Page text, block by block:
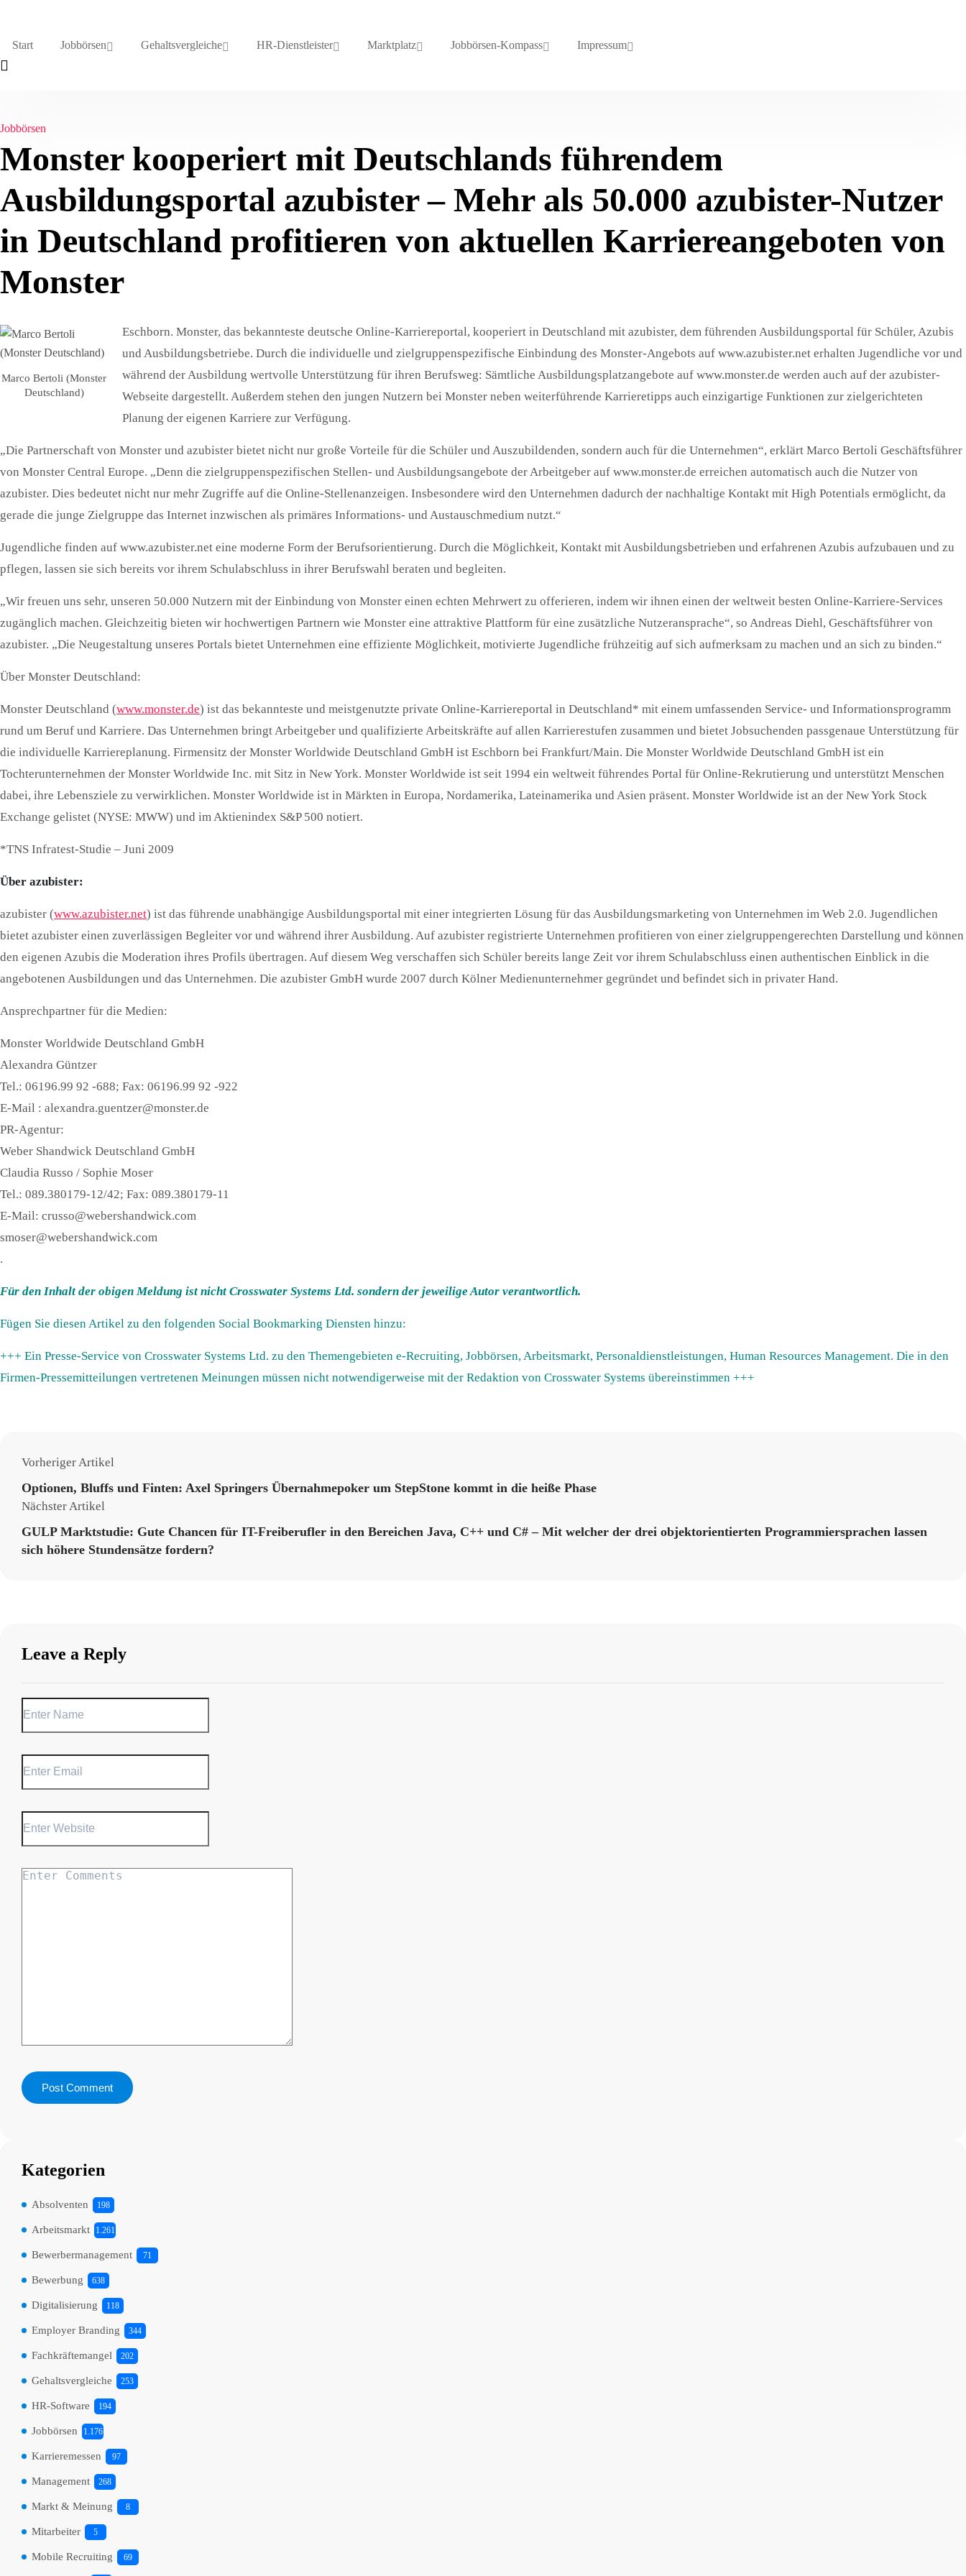
Start Jobbörsen Gehaltsvergleiche HR-Dienstleister Marktplatz Jobbörsen-Kompass Impressum
Jobbörsen
Monster kooperiert mit Deutschlands führendem
Ausbildungsportal azubister – Mehr als 50.000 azubister-Nutzer
in Deutschland profitieren von aktuellen Karriereangeboten von
Monster
Marco Bertoli (Monster
Deutschland)
Eschborn. Monster, das bekannteste deutsche Online-Karriereportal, kooperiert in Deutschland mit azubister, dem führenden Ausbildungsportal für Schüler, Azubis
und Ausbildungsbetriebe. Durch die individuelle und zielgruppenspezifische Einbindung des Monster-Angebots auf www.azubister.net erhalten Jugendliche vor und
während der Ausbildung wertvolle Unterstützung für ihren Berufsweg: Sämtliche Ausbildungsplatzangebote auf www.monster.de werden auch auf der azubister-
Webseite dargestellt. Außerdem stehen den jungen Nutzern bei Monster neben weiterführende Karrieretipps auch einzigartige Funktionen zur zielgerichteten
Planung der eigenen Karriere zur Verfügung.
„Die Partnerschaft von Monster und azubister bietet nicht nur große Vorteile für die Schüler und Auszubildenden, sondern auch für die Unternehmen“, erklärt Marco Bertoli Geschäftsführer
von Monster Central Europe. „Denn die zielgruppenspezifischen Stellen- und Ausbildungsangebote der Arbeitgeber auf www.monster.de erreichen automatisch auch die Nutzer von
azubister. Dies bedeutet nicht nur mehr Zugriffe auf die Online-Stellenanzeigen. Insbesondere wird den Unternehmen dadurch der nachhaltige Kontakt mit High Potentials ermöglicht, da
gerade die junge Zielgruppe das Internet inzwischen als primäres Informations- und Austauschmedium nutzt.“
Jugendliche finden auf www.azubister.net eine moderne Form der Berufsorientierung. Durch die Möglichkeit, Kontakt mit Ausbildungsbetrieben und erfahrenen Azubis aufzubauen und zu
pflegen, lassen sie sich bereits vor ihrem Schulabschluss in ihrer Berufswahl beraten und begleiten.
„Wir freuen uns sehr, unseren 50.000 Nutzern mit der Einbindung von Monster einen echten Mehrwert zu offerieren, indem wir ihnen einen der weltweit besten Online-Karriere-Services
zugänglich machen. Gleichzeitig bieten wir hochwertigen Partnern wie Monster eine attraktive Plattform für eine zusätzliche Nutzeransprache“, so Andreas Diehl, Geschäftsführer von
azubister. „Die Neugestaltung unseres Portals bietet Unternehmen eine effiziente Möglichkeit, motivierte Jugendliche frühzeitig auf sich aufmerksam zu machen und an sich zu binden.“
Über Monster Deutschland:
Monster Deutschland (www.monster.de) ist das bekannteste und meistgenutzte private Online-Karriereportal in Deutschland* mit einem umfassenden Service- und Informationsprogramm
rund um Beruf und Karriere. Das Unternehmen bringt Arbeitgeber und qualifizierte Arbeitskräfte auf allen Karrierestufen zusammen und bietet Jobsuchenden passgenaue Unterstützung für
die individuelle Karriereplanung. Firmensitz der Monster Worldwide Deutschland GmbH ist Eschborn bei Frankfurt/Main. Die Monster Worldwide Deutschland GmbH ist ein
Tochterunternehmen der Monster Worldwide Inc. mit Sitz in New York. Monster Worldwide ist seit 1994 ein weltweit führendes Portal für Online-Rekrutierung und unterstützt Menschen
dabei, ihre Lebensziele zu verwirklichen. Monster Worldwide ist in Märkten in Europa, Nordamerika, Lateinamerika und Asien präsent. Monster Worldwide ist an der New York Stock
Exchange gelistet (NYSE: MWW) und im Aktienindex S&P 500 notiert.
*TNS Infratest-Studie – Juni 2009
Über azubister:
azubister (www.azubister.net) ist das führende unabhängige Ausbildungsportal mit einer integrierten Lösung für das Ausbildungsmarketing von Unternehmen im Web 2.0. Jugendlichen
bietet azubister einen zuverlässigen Begleiter vor und während ihrer Ausbildung. Auf azubister registrierte Unternehmen profitieren von einer zielgruppengerechten Darstellung und können
den eigenen Azubis die Moderation ihres Profils übertragen. Auf diesem Weg verschaffen sich Schüler bereits lange Zeit vor ihrem Schulabschluss einen authentischen Einblick in die
angebotenen Ausbildungen und das Unternehmen. Die azubister GmbH wurde 2007 durch Kölner Medienunternehmer gegründet und befindet sich in privater Hand.
Ansprechpartner für die Medien:
Monster Worldwide Deutschland GmbH
Alexandra Güntzer
Tel.: 06196.99 92 -688; Fax: 06196.99 92 -922
E-Mail : alexandra.guentzer@monster.de
PR-Agentur:
Weber Shandwick Deutschland GmbH
Claudia Russo / Sophie Moser
Tel.: 089.380179-12/42; Fax: 089.380179-11
E-Mail: crusso@webershandwick.com
smoser@webershandwick.com
.
Für den Inhalt der obigen Meldung ist nicht Crosswater Systems Ltd. sondern der jeweilige Autor verantwortlich.
Fügen Sie diesen Artikel zu den folgenden Social Bookmarking Diensten hinzu:
+++ Ein Presse-Service von Crosswater Systems Ltd. zu den Themengebieten e-Recruiting, Jobbörsen, Arbeitsmarkt, Personaldienstleistungen, Human Resources Management. Die in den
Firmen-Pressemitteilungen vertretenen Meinungen müssen nicht notwendigerweise mit der Redaktion von Crosswater Systems übereinstimmen +++
Vorheriger Artikel
Optionen, Bluffs und Finten: Axel Springers Übernahmepoker um StepStone kommt in die heiße Phase
Nächster Artikel
GULP Marktstudie: Gute Chancen für IT-Freiberufler in den Bereichen Java, C++ und C# – Mit welcher der drei objektorientierten Programmiersprachen lassen
sich höhere Stundensätze fordern?
Leave a Reply
Kategorien
Absolventen 198
Arbeitsmarkt 1.261
Bewerbermanagement 71
Bewerbung 638
Digitalisierung 118
Employer Branding 344
Fachkräftemangel 202
Gehaltsvergleiche 253
HR-Software 194
Jobbörsen 1.176
Karrieremessen 97
Management 268
Markt & Meinung 8
Mitarbeiter 5
Mobile Recruiting 69